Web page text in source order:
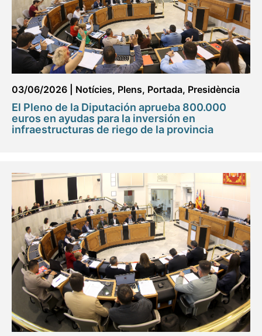
03/06/2026 Notícies, Plens, Portada, Presidència
El Pleno de la Diputación aprueba 800.000
euros en ayudas para la inversión en
infraestructuras de riego de la provincia